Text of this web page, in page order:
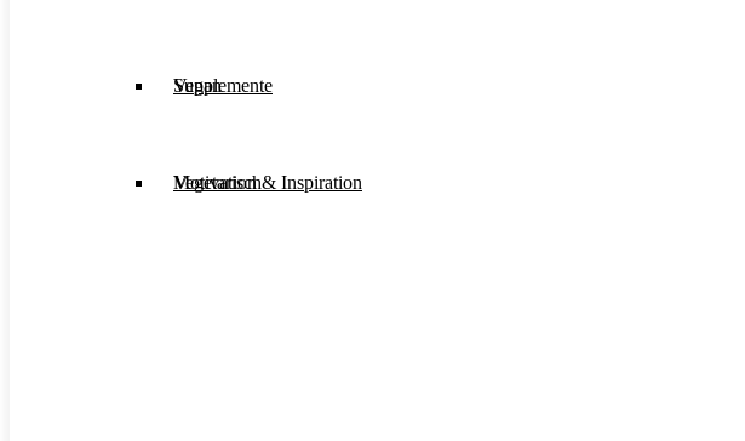
Supplemente
Motivation & Inspiration
Vegan
Vegetarisch